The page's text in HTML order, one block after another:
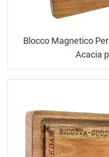
Blocco Magnetico
Acacia